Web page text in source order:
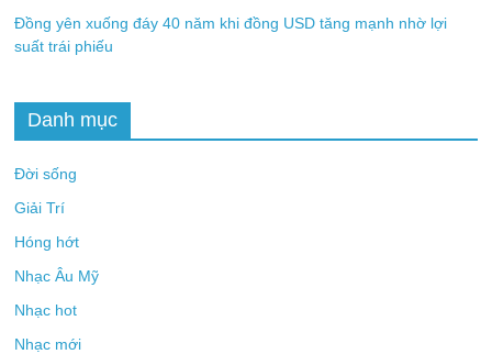
Đồng yên xuống đáy 40 năm khi đồng USD tăng mạnh nhờ lợi
suất trái phiếu
Danh mục
Đời sống
Giải Trí
Hóng hớt
Nhạc Âu Mỹ
Nhạc hot
Nhạc mới